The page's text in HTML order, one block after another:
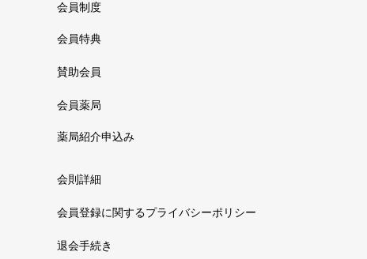
会員制度
会員特典
賛助会員
会員薬局
薬局紹介申込み
会則詳細
会員登録に関するプライバシーポリシー
退会手続き